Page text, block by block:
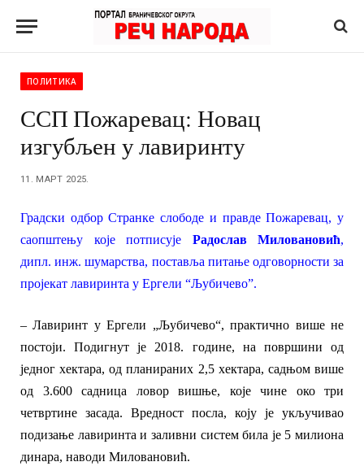
ПОЛИТИКА
ССП Пожаревац: Новац
изгубљен у лавиринту
11. МАРТ 2025.
Градски одбор Странке слободе и правде Пожаревац, у
саопштењу које потписује Радослав Миловановић,
дипл. инж. шумарства, поставља питање одговорности за
пројекат лавиринта у Ергели “Љубичево”.
– Лавиринт у Ергели „Љубичево“, практично више не
постоји. Подигнут је 2018. године, на површини од
једног хектара, од планираних 2,5 хектара, садњом више
од 3.600 садница ловор вишње, које чине око три
четвртине засада. Вредност посла, коју је укључивао
подизање лавиринта и заливни систем била је 5 милиона
динара, наводи Миловановић.